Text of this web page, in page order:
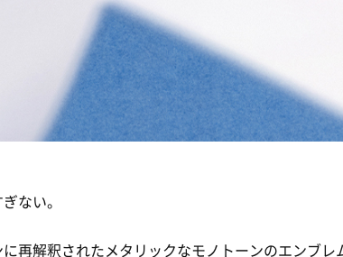
ない。
再解釈されたメタリックなモノトーンのエンブレ